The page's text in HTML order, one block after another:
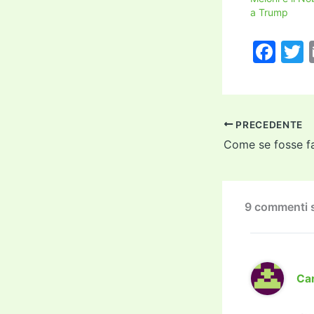
a Trump
F
c
e
b
o
k
PRECEDENTE
9 commenti